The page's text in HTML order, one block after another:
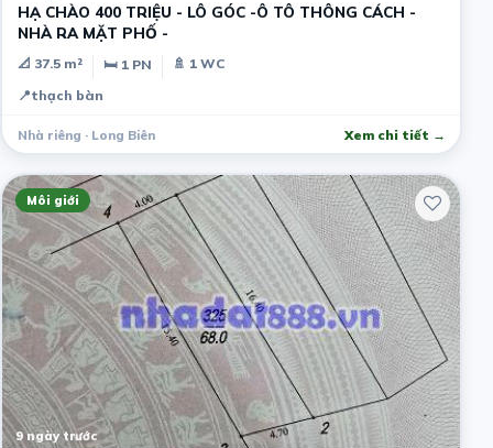
HẠ CHÀO 400 TRIỆU - LÔ GÓC -Ô TÔ THÔNG CÁCH -
NHÀ RA MẶT PHỐ -
📐 37.5 m² 🛏 1 PN
🚿 1 WC
📍thạch bàn
Nhà riêng · Long Biên Xem chi tiết →
Môi giới
9 ngày trước